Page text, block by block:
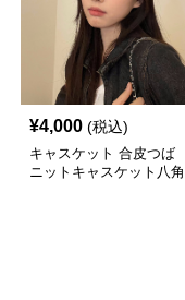
¥4,000 (税込)
キャスケット 合皮つば
ニットキャスケット八角